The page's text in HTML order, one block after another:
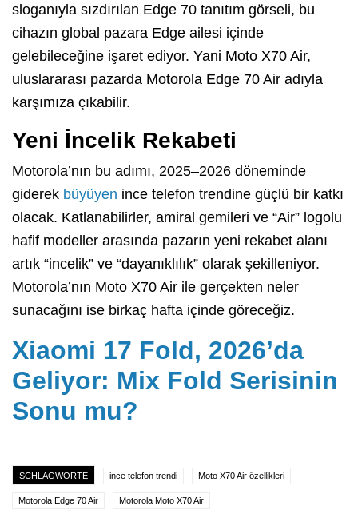
sloganıyla sızdırılan Edge 70 tanıtım görseli, bu
cihazın global pazara Edge ailesi içinde
gelebileceğine işaret ediyor. Yani Moto X70 Air,
uluslararası pazarda Motorola Edge 70 Air adıyla
karşımıza çıkabilir.
Yeni İncelik Rekabeti
Motorola’nın bu adımı, 2025–2026 döneminde
giderek büyüyen ince telefon trendine güçlü bir katkı
olacak. Katlanabilirler, amiral gemileri ve “Air” logolu
hafif modeller arasında pazarın yeni rekabet alanı
artık “incelik” ve “dayanıklılık” olarak şekilleniyor.
Motorola’nın Moto X70 Air ile gerçekten neler
sunacağını ise birkaç hafta içinde göreceğiz.
Xiaomi 17 Fold, 2026’da
Geliyor: Mix Fold Serisinin
Sonu mu?
SCHLAGWORTE ince telefon trendi Moto X70 Air özellikleri
Motorola Edge 70 Air Motorola Moto X70 Air